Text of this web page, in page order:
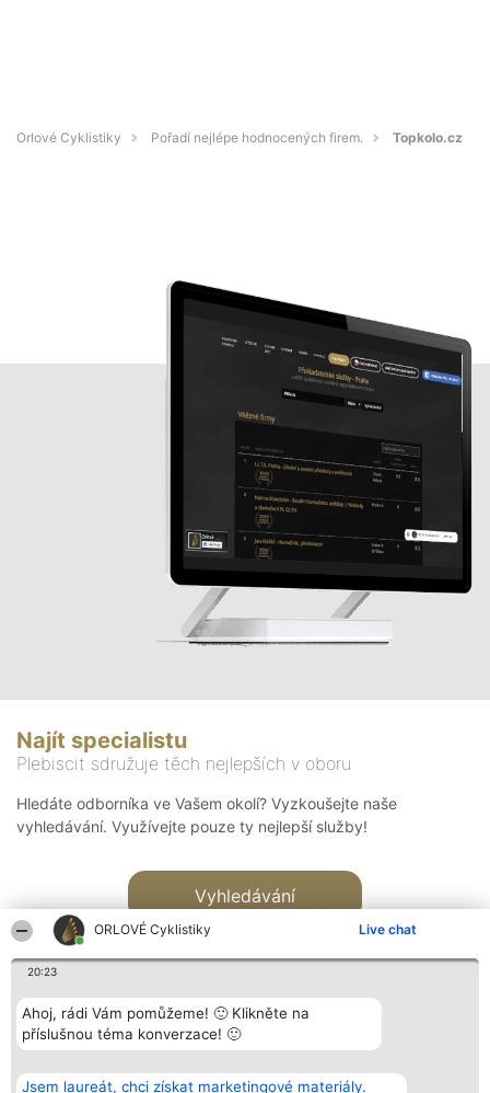
ORLOVÉ Cyklistiky Live chat
20:23
Ahoj, rádi Vám pomůžeme! 🙂 Klikněte na
příslušnou téma konverzace! 🙂
Jsem laureát, chci získat marketingové materiály.
Orlové Cyklistiky Pořadí nejlépe hodnocených firem. Topkolo.cz
Najít specialistu
Plebiscit sdružuje těch nejlepších v oboru
Hledáte odborníka ve Vašem okolí? Vyzkoušejte naše
vyhledávání. Využívejte pouze ty nejlepší služby!
Vyhledávání
Bright Side Solutions sp. z o.
o. sp. k.
Vítězové
Seznam všech
Kontakt